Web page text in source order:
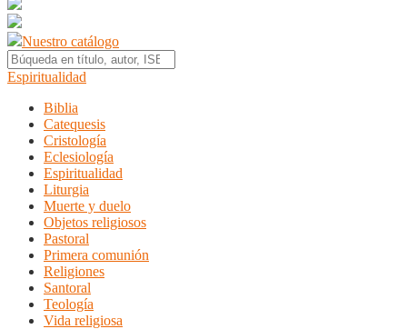
Nuestro catálogo
Espiritualidad
Biblia
Catequesis
Cristología
Eclesiología
Espiritualidad
Liturgia
Muerte y duelo
Objetos religiosos
Pastoral
Primera comunión
Religiones
Santoral
Teología
Vida religiosa